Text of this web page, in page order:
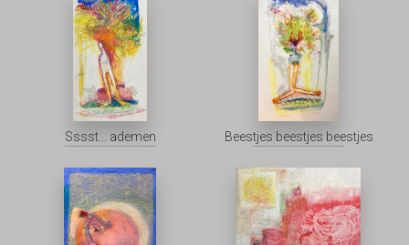
Sssst... ademen Beestjes beestjes beestjes